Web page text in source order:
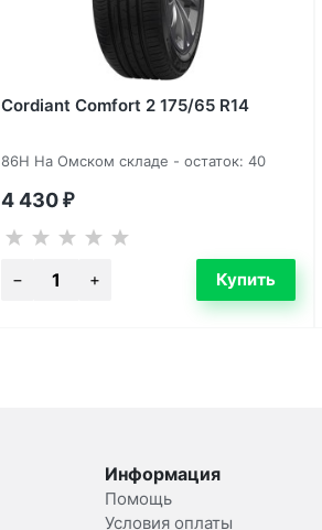
Cordiant Comfort 2 175/65 R14
86H На Омском складе - остаток: 40
4 430 ₽
Информация
Помощь
Условия оплаты